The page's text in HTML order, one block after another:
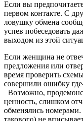
Если вы
первом контакте. С
ловушку обмена
успев побеседовать
выходом из этой
Если женщина не
предложения или
время проверить
совершили ошибку
Возможно,
ценность, слишком
обменялись
такового) не